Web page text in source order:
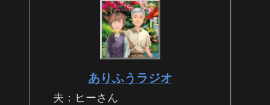
ありふうラジオ
夫：ヒーさん